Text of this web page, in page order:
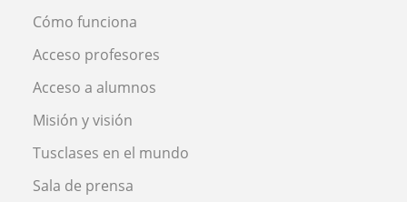
Cómo funciona
Acceso profesores
Acceso a alumnos
Misión y visión
Tusclases en el mundo
Sala de prensa